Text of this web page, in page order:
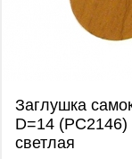
Заглушка
D=14
светлая